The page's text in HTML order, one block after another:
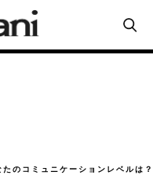
たのコミュニケーションレベルは？